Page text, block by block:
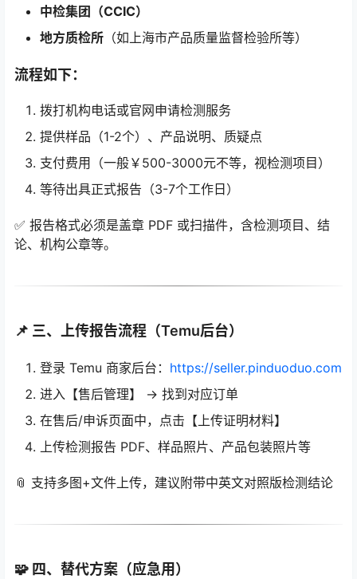
中检集团（CCIC）
地方质检所 （如上海市产品质量监督检验所等）
流程如下：
拨打机构电话或官网申请检测服务
提供样品（1-2个）、产品说明、质疑点
支付费用（一般￥500-3000元不等，视检测项目）
等待出具正式报告（3-7个工作日）
✅ 报告格式必须是盖章 PDF 或扫描件，含检测项目、结
论、机构公章等。
📌 三、上传报告流程（Temu后台）
登录 Temu 商家后台： https://seller.pinduoduo.com
进入【售后管理】 → 找到对应订单
在售后/申诉页面中，点击【上传证明材料】
上传检测报告 PDF、样品照片、产品包装照片等
📎 支持多图+文件上传，建议附带中英文对照版检测结论
🧩 四、替代方案（应急用）